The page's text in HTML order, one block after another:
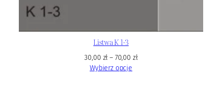
Listwa K 1-3
30,00 zł – 70,00 zł
Wybierz opcje